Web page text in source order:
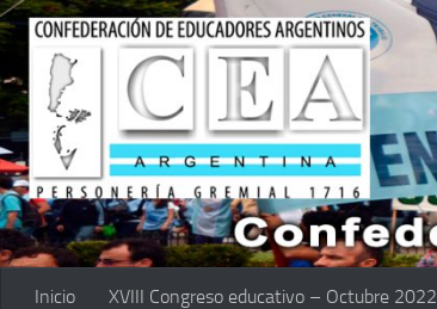
Saltar al contenido
Inicio XVIII Congreso educativo – Octubre 2022